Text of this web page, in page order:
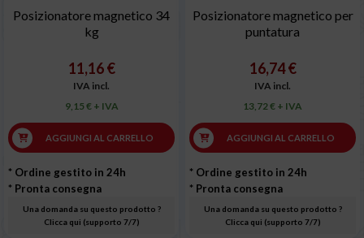
Posizionatore magnetico 34
kg
11,16 €
IVA incl.
9,15 € + IVA
AGGIUNGI AL CARRELLO
* Ordine gestito in 24h
* Pronta consegna
Una domanda su questo prodotto ?
Clicca qui (supporto 7/7)
Posizionatore magnetico per
puntatura
16,74 €
IVA incl.
13,72 € + IVA
AGGIUNGI AL CARRELLO
* Ordine gestito in 24h
* Pronta consegna
Una domanda su questo prodotto ?
Clicca qui (supporto 7/7)